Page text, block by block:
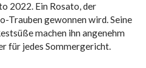
2022. Ein Rosato, der
Trauben gewonnen wird. Seine
machen ihn angenehm
für jedes Sommergericht.